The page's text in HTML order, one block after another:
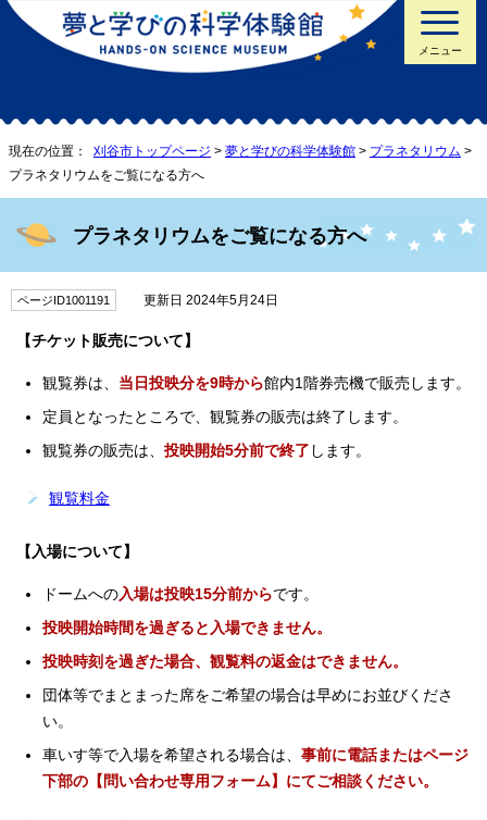
メニュー
現在の位置： 刈谷市トップページ > 夢と学びの科学体験館 > プラネタリウム >
プラネタリウムをご覧になる方へ
プラネタリウムをご覧になる方へ
ページID1001191 更新日 2024年5月24日
【チケット販売について】
観覧券は、 当日投映分を9時から館内1階券売機で販売します。
定員となったところで、観覧券の販売は終了します。
観覧券の販売は、 投映開始5分前で終了 します。
観覧料金
【入場について】
ドームへの入場は投映15分前からです。
投映開始時間を過ぎると入場できません。
投映時刻を過ぎた場合、観覧料の返金はできません。
団体等でまとまった席をご希望の場合は早めにお並びくださ
い。
車いす等で入場を希望される場合は、 事前に電話またはページ
下部の【問い合わせ専用フォーム】にてご相談ください。